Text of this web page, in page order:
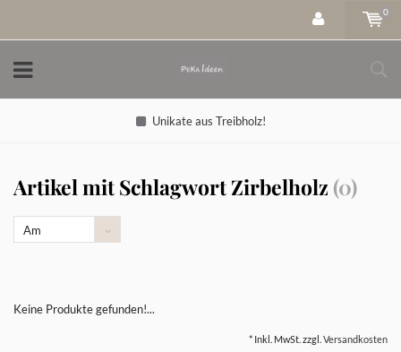
0
Unikate aus Treibholz!
Artikel mit Schlagwort Zirbelholz (0)
Am
Keine Produkte gefunden!...
* Inkl. MwSt. zzgl. Versandkosten